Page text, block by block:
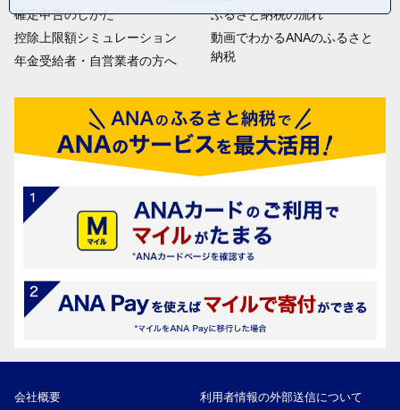
確定申告のしかた
控除上限額シミュレーション
年金受給者・自営業者の方へ
ふるさと納税の流れ
動画でわかるANAのふるさと
納税
会社概要 利用者情報の外部送信について